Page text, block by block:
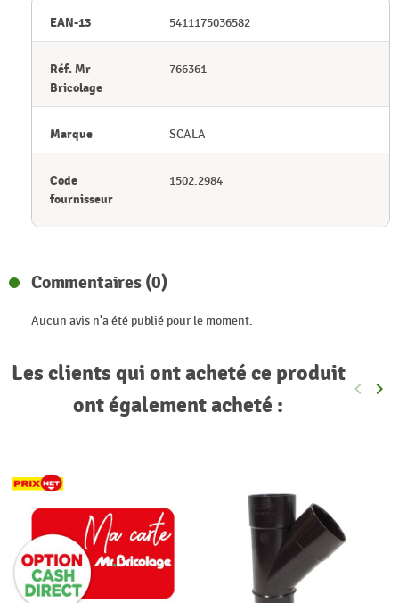
EAN-13 5411175036582
Réf. Mr
Bricolage
766361
Marque SCALA
Code
fournisseur
1502.2984
Commentaires (0)
Aucun avis n'a été publié pour le moment.
Les clients qui ont acheté ce produit
ont également acheté :
keyboard_arrow_left keyboard_arrow_right